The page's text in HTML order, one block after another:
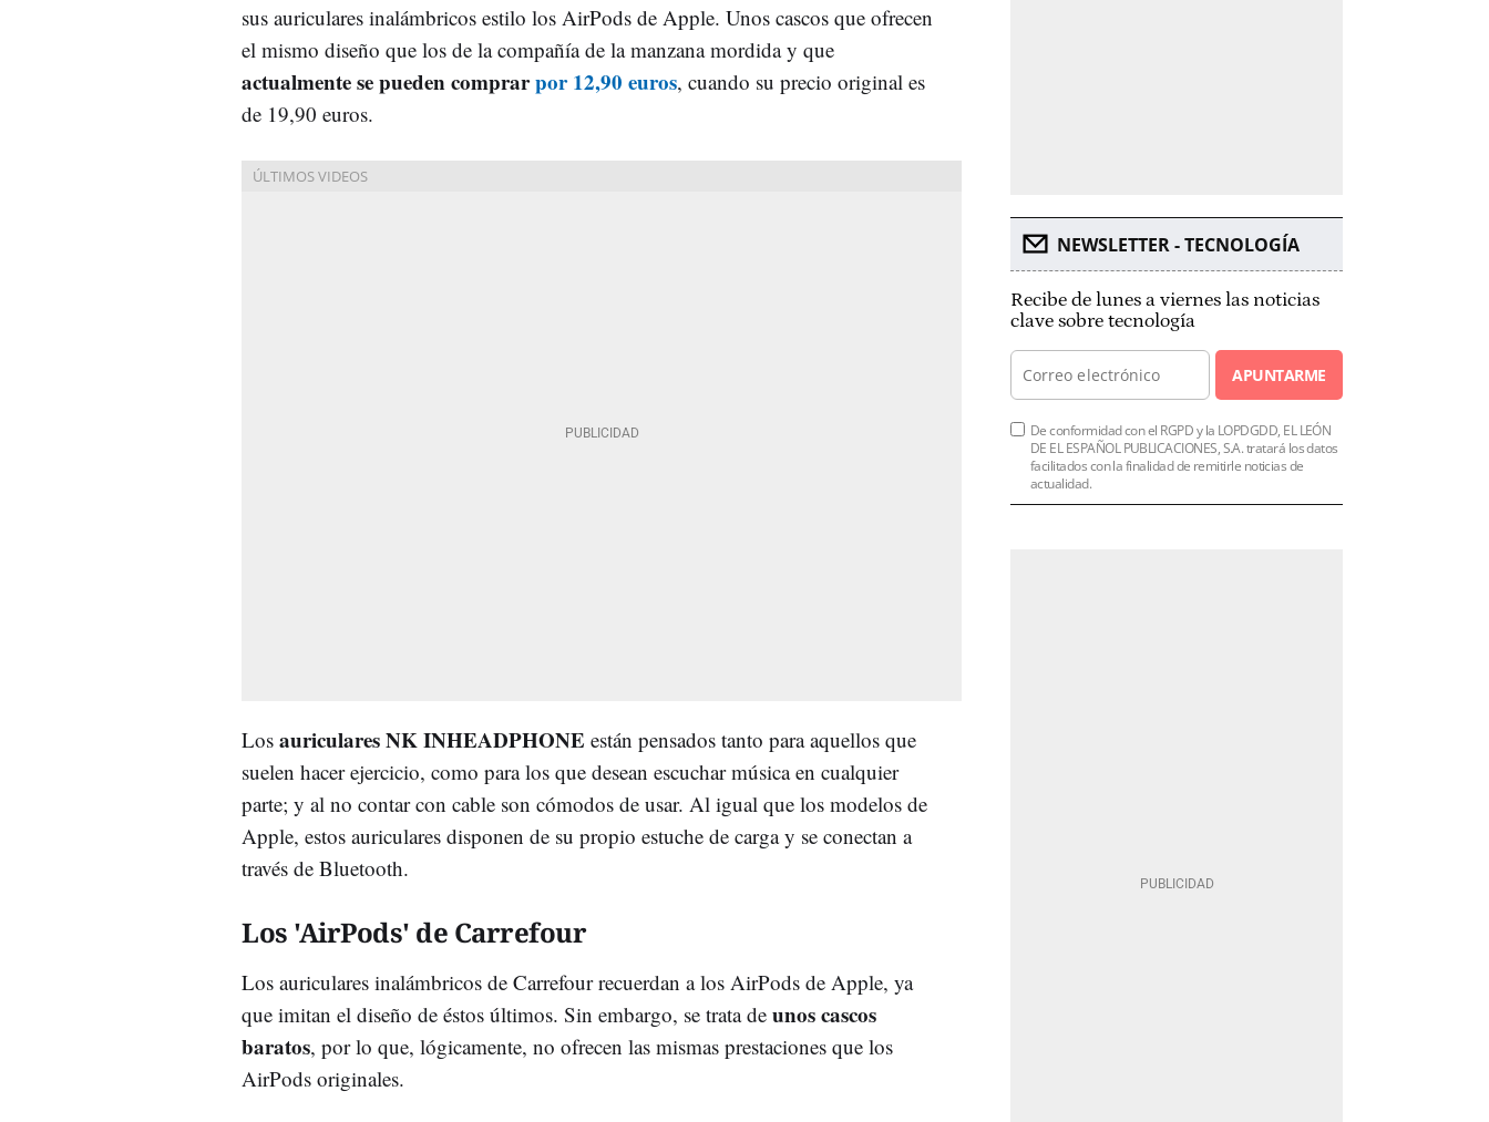
sus auriculares inalámbricos estilo los AirPods de Apple. Unos cascos que ofrecen
el mismo diseño que los de la compañía de la manzana mordida y que
actualmente se pueden comprarpor 12,90 euros, cuando su precio original es
de 19,90 euros.
Los auriculares NK INHEADPHONE están pensados tanto para aquellos que
suelen hacer ejercicio, como para los que desean escuchar música en cualquier
parte; y al no contar con cable son cómodos de usar. Al igual que los modelos de
Apple, estos auriculares disponen de su propio estuche de carga y se conectan a
través de Bluetooth.
Los 'AirPods' de Carrefour
Los auriculares inalámbricos de Carrefour recuerdan a los AirPods de Apple, ya
que imitan el diseño de éstos últimos. Sin embargo, se trata de unos cascos
baratos, por lo que, lógicamente, no ofrecen las mismas prestaciones que los
AirPods originales.
NEWSLETTER - TECNOLOGÍA
Recibe de lunes a viernes las noticias
clave sobre tecnología
APUNTARME
De conformidad con el RGPD y la LOPDGDD, EL LEÓN
DE EL ESPAÑOL PUBLICACIONES, S.A. tratará los datos
facilitados con la finalidad de remitirle noticias de
actualidad.